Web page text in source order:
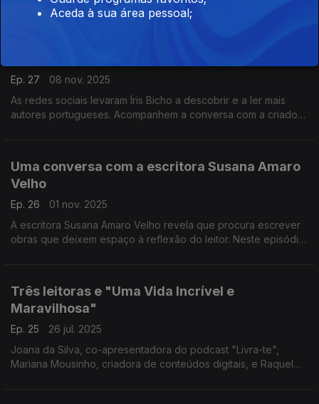
Corrente e A Noite da Tempestade. A escritora revela que o
seu terceiro livro deve ser publicado em abril e volta a ter
Ep. 27
08 nov. 2025
As redes sociais levaram Íris Bicho a descobrir e a ler mais
autores portugueses. Acompanhem a conversa com a criadora
Uma conversa com a escritora Susana Amaro
Velho
Ep. 26
01 nov. 2025
A escritora Susana Amaro Velho revela que procura escrever
obras que deixem espaço à reflexão do leitor. Neste episódio,
Três leitoras e "Uma Vida Incrível e
Maravilhosa"
Ep. 25
26 jul. 2025
Joana da Silva, co-apresentadora do podcast "Livra-te",
Mariana Mousinho, criadora de conteúdos digitais, e Raquel
Aceda à sua área pessoal;